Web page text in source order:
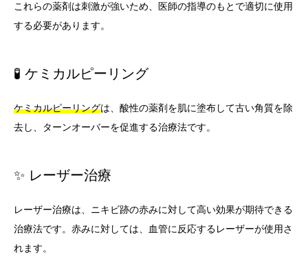
これらの薬剤は刺激が強いため、医師の指導のもとで適切に使用
する必要があります。
🧪 ケミカルピーリング
ケミカルピーリングは、酸性の薬剤を肌に塗布して古い角質を除
去し、ターンオーバーを促進する治療法です。
✨ レーザー治療
レーザー治療は、ニキビ跡の赤みに対して高い効果が期待できる
治療法です。赤みに対しては、血管に反応するレーザーが使用さ
れます。